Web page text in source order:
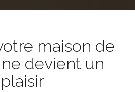
maison de
devient un
plaisir